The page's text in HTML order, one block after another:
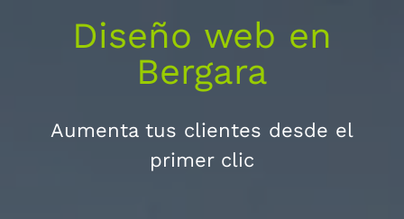
Diseño web en
Bergara
Aumenta tus clientes desde el
primer clic